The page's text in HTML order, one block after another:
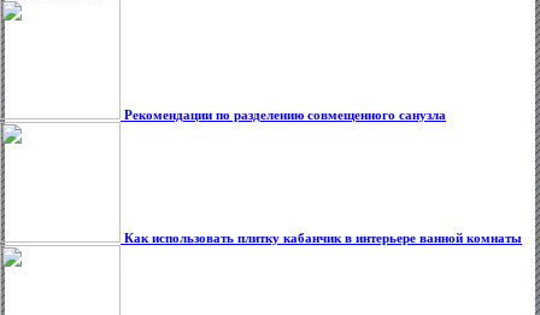
Рекомендации по разделению совмещенного санузла
Как использовать плитку кабанчик в интерьере ванной комнаты